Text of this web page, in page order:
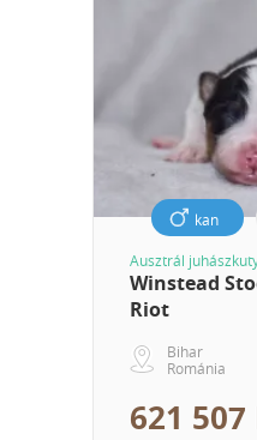
kan
Ausztrál
Winstead
Riot
Bihar
Románia
621 507